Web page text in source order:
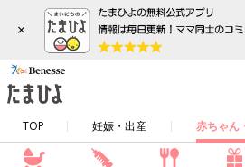
×
TOP 妊娠・出産 赤ちゃん